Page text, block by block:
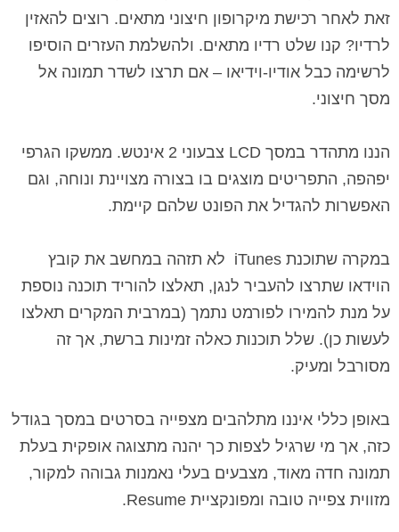
זאת לאחר רכישת מיקרופון חיצוני מתאים. רוצים להאזין
לרדיו? קנו שלט רדיו מתאים. ולהשלמת העזרים הוסיפו
לרשימה כבל אודיו-וידיאו – אם תרצו לשדר תמונה אל
מסך חיצוני.
הננו מתהדר במסך LCD
צבעוני 2 אינטש. ממשקו הגרפי
יפהפה, התפריטים מוצגים בו בצורה מצויינת ונוחה, וגם
האפשרות להגדיל את הפונט שלהם קיימת.
במקרה שתוכנת iTunes לא תזהה במחשב את קובץ
הוידאו שתרצו להעביר לנגן, תאלצו להוריד תוכנה נוספת
על מנת להמירו לפורמט נתמך (במרבית המקרים תאלצו
לעשות כן). שלל תוכנות כאלה זמינות ברשת, אך זה
מסורבל ומעיק.
באופן כללי איננו מתלהבים מצפייה בסרטים במסך בגודל
כזה, אך מי שרגיל לצפות כך יהנה מתצוגה אופקית בעלת
תמונה חדה מאוד, מצבעים בעלי נאמנות גבוהה למקור,
מזווית צפייה טובה ומפונקציית Resume
.